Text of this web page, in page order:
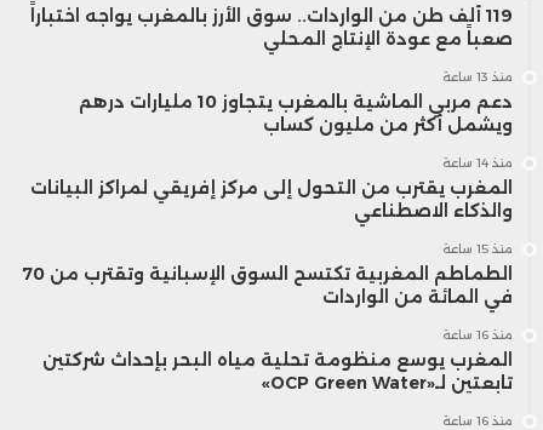
119 ألف طن من الواردات.. سوق الأرز بالمغرب يواجه اختباراً
صعباً مع عودة الإنتاج المحلي
منذ 13 ساعة
دعم مربي الماشية بالمغرب يتجاوز 10 مليارات درهم
ويشمل أكثر من مليون كساب
منذ 14 ساعة
المغرب يقترب من التحول إلى مركز إفريقي لمراكز البيانات
والذكاء الاصطناعي
منذ 15 ساعة
الطماطم المغربية تكتسح السوق الإسبانية وتقترب من 70
في المائة من الواردات
منذ 16 ساعة
المغرب يوسع منظومة تحلية مياه البحر بإحداث شركتين
تابعتين لـ«OCP Green Water»
منذ 16 ساعة